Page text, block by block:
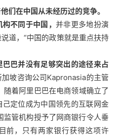
们在中国从未经历过的竞争。
构不同于中国，并非更多地扮演
道，“中国的政策就是重点扶持
巴并没有足够突出的途径来占
加坡咨询公司Kapronasia的主管
随着阿里巴巴在电商领域确立了
定位成为中国领先的互联网金
监管机构授予了网商银行令人垂
前，只有两家银行获得这项许